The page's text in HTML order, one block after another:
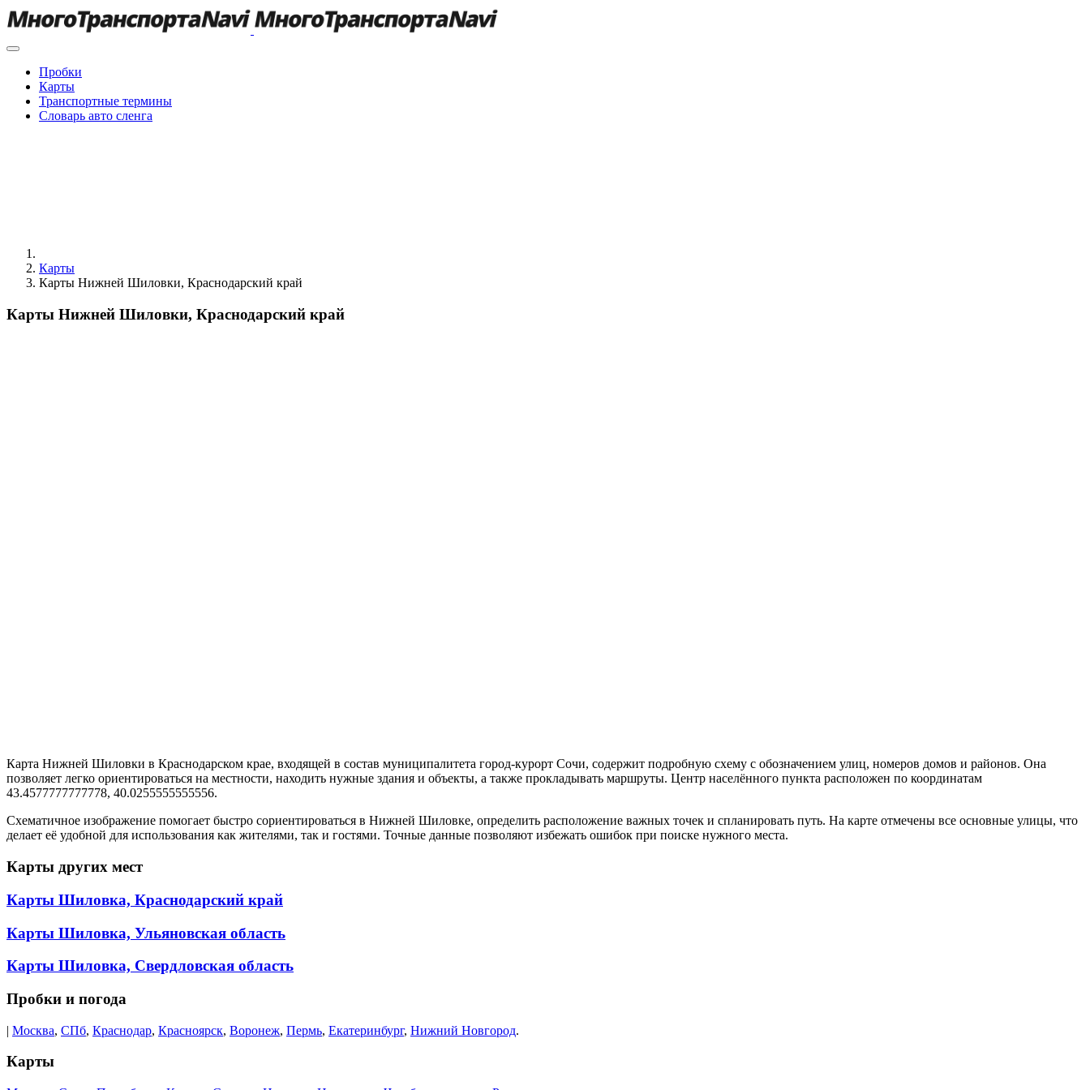
Пробки
Карты
Транспортные термины
Словарь авто сленга
Карты
Карты Нижней Шиловки, Краснодарский край
Карты Нижней Шиловки, Краснодарский край
Карта Нижней Шиловки в Краснодарском крае, входящей в состав муниципалитета город-курорт Сочи, содержит подробную схему с обозначением улиц, номеров домов и районов. Она
позволяет легко ориентироваться на местности, находить нужные здания и объекты, а также прокладывать маршруты. Центр населённого пункта расположен по координатам
43.4577777777778, 40.0255555555556.
Схематичное изображение помогает быстро сориентироваться в Нижней Шиловке, определить расположение важных точек и спланировать путь. На карте отмечены все основные улицы, что
делает её удобной для использования как жителями, так и гостями. Точные данные позволяют избежать ошибок при поиске нужного места.
Карты других мест
Карты Шиловка, Краснодарский край
Карты Шиловка, Ульяновская область
Карты Шиловка, Свердловская область
Пробки и погода
| Москва, СПб, Краснодар, Красноярск, Воронеж, Пермь, Екатеринбург, Нижний Новгород.
Карты